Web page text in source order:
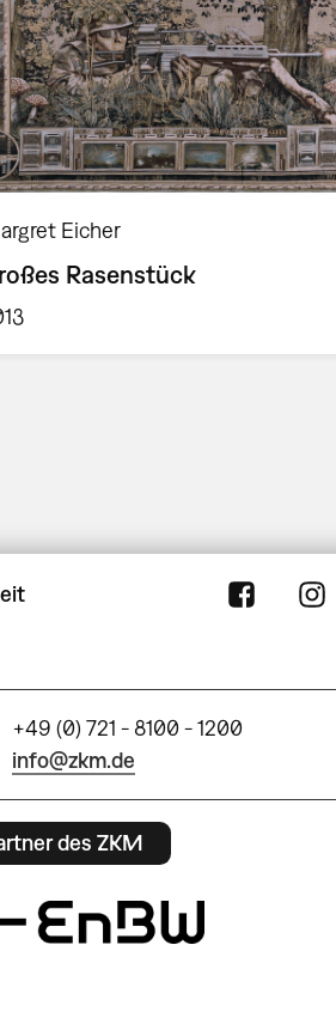
Eicher
Rasenstück
+49 (0) 721 - 8100 - 1200
info@zkm.de
des ZKM